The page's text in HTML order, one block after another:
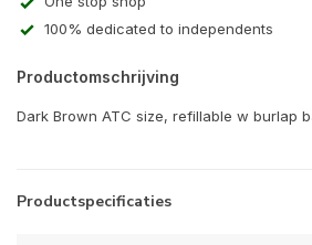
100% dedicated to independents
Productomschrijving
Dark Brown ATC size, refillable w burlap
Productspecificaties